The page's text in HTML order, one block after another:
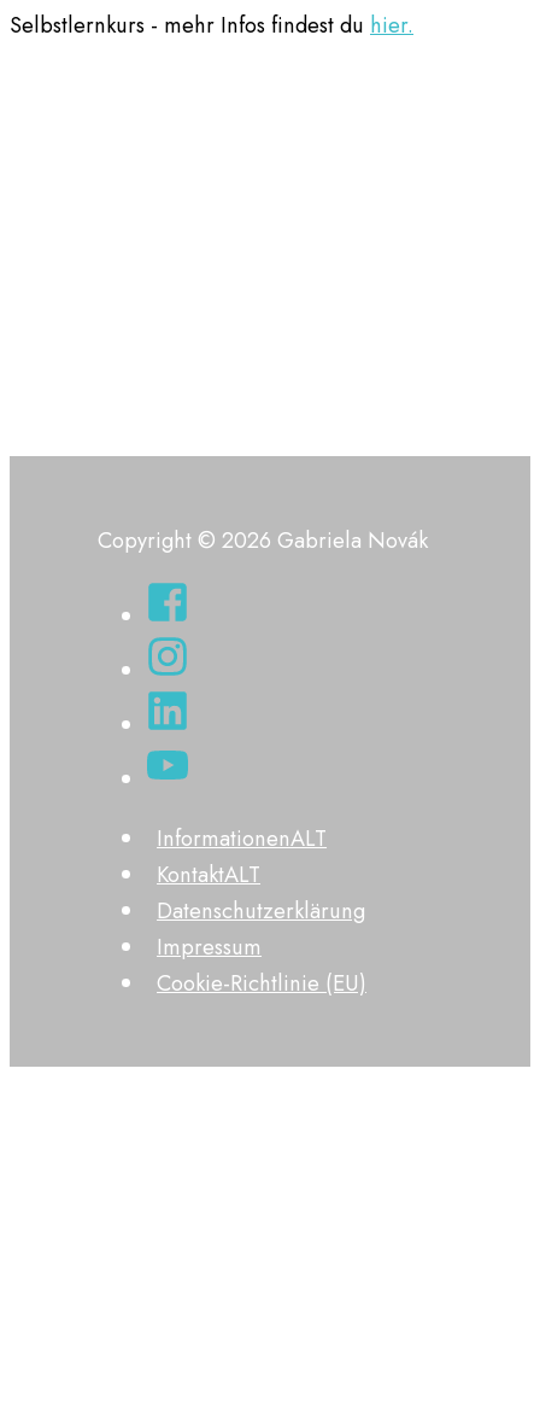
Selbstlernkurs - mehr Infos findest du hier.
Copyright © 2026 Gabriela Novák
InformationenALT
KontaktALT
Datenschutzerklärung
Impressum
Cookie-Richtlinie (EU)